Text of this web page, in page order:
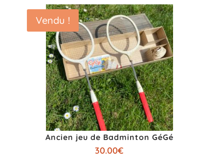
Ancien jeu de Badminton GéGé
30.00€
Vendu !